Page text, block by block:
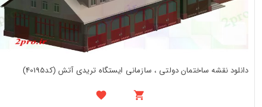
دانلود نقشه ساختمان دولتی ، سازمانی ایستگاه تریدی آتش (کد40195)